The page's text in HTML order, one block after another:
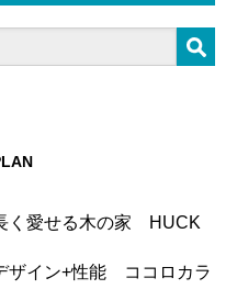
く愛せる木の家 HUCK
ザイン+性能 ココロカラ